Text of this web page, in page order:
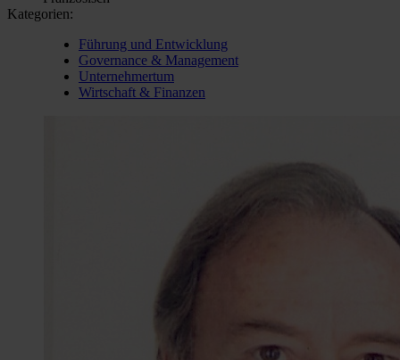
Kategorien:
Führung und Entwicklung
Governance & Management
Unternehmertum
Wirtschaft & Finanzen